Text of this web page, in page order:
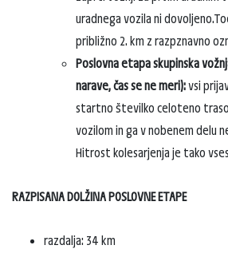
uradnega vozila ni
približno 2. km z razpznavno
Poslovna etapa skupinska
narave, čas se ne meri):vsi
startno številko celoteno
vozilom in ga v nobenem delu
Hitrost kolesarjenja je tako
RAZPISANA DOLŽINA POSLOVNE ETAPE
razdalja: 34 km